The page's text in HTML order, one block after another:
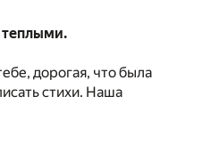
теплыми.
дорогая, что была
стихи. Наша